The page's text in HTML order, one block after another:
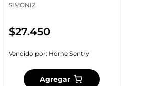
SIMONIZ
$27.450
Vendido por: Home Sentry
Agregar